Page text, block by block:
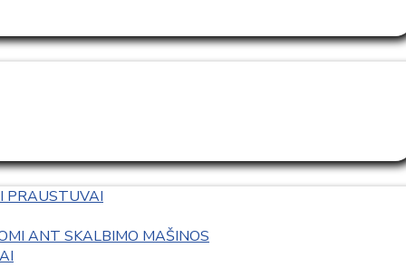
PRAUSTUVAI
ANT SKALBIMO MAŠINOS